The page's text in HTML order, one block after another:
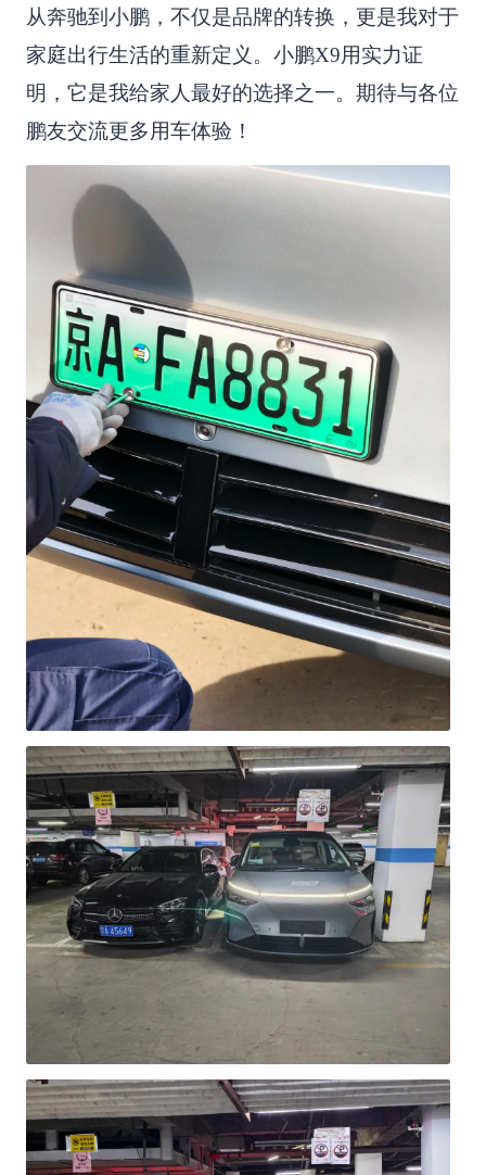
从奔驰到小鹏，不仅是品牌的转换，更是我对于
家庭出行生活的重新定义。小鹏X9用实力证
明，它是我给家人最好的选择之一。期待与各位
鹏友交流更多用车体验！